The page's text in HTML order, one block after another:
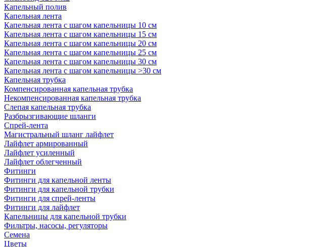
Капельный полив
Капельная лента
Капельная лента с шагом капельницы 10 см
Капельная лента с шагом капельницы 15 см
Капельная лента с шагом капельницы 20 см
Капельная лента с шагом капельницы 25 см
Капельная лента с шагом капельницы 30 см
Капельная лента с шагом капельницы >30 см
Капельная трубка
Компенсированная капельная трубка
Некомпенсированная капельная трубка
Слепая капельная трубка
Разбрызгивающие шланги
Спрей-лента
Магистральный шланг лайфлет
Лайфлет армированный
Лайфлет усиленный
Лайфлет облегченный
Фитинги
Фитинги для капельной ленты
Фитинги для капельной трубки
Фитинги для спрей-ленты
Фитинги для лайфлет
Капельницы для капельной трубки
Фильтры, насосы, регуляторы
Семена
Цветы